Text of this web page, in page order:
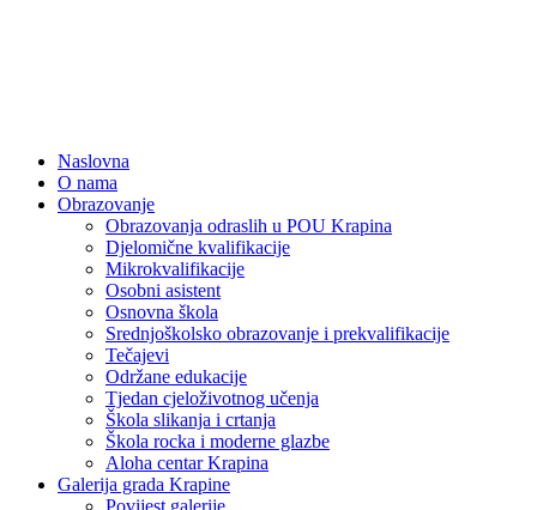
Naslovna
O nama
Obrazovanje
Obrazovanja odraslih u POU Krapina
Djelomične kvalifikacije
Mikrokvalifikacije
Osobni asistent
Osnovna škola
Srednjoškolsko obrazovanje i prekvalifikacije
Tečajevi
Održane edukacije
Tjedan cjeloživotnog učenja
Škola slikanja i crtanja
Škola rocka i moderne glazbe
Aloha centar Krapina
Galerija grada Krapine
Povijest galerije